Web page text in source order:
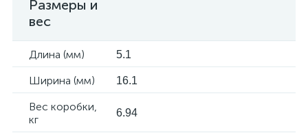
Размеры и
вес
Длина (мм) 5.1
Ширина (мм) 16.1
Вес коробки,
кг
6.94